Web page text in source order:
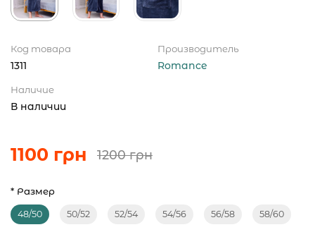
Код товара
1311
Производитель
Romance
Наличие
В наличии
1100 грн 1200 грн
* Размер
48/50 50/52 52/54 54/56 56/58 58/60